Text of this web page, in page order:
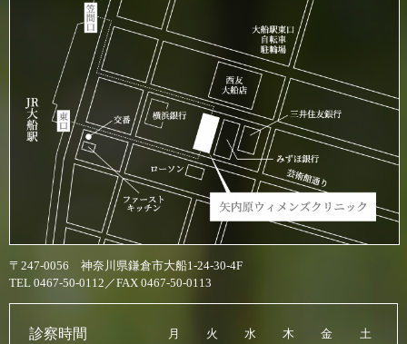
〒247-0056 神奈川県鎌倉市大船1-24-30-4F
TEL 0467-50-0112／FAX 0467-50-0113
診察時間 月 火 水 木 金 土